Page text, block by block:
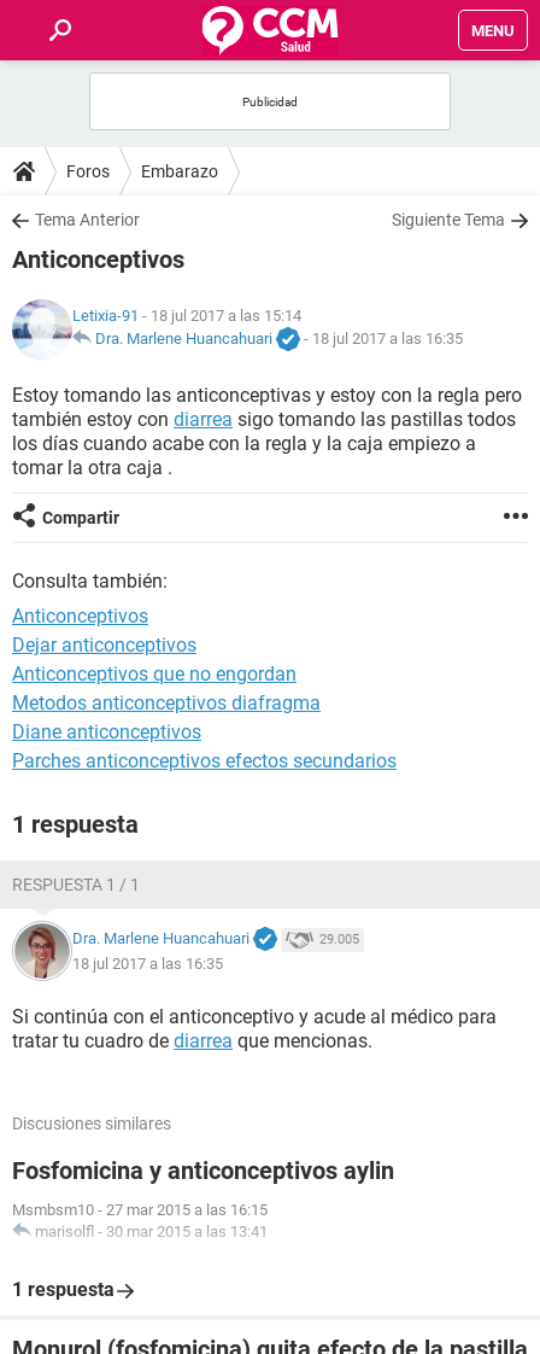
MENU
FOROS
SALUD
NUTRICIÓN
BIENESTAR
SEXUALIDAD
GLOSARIO
Foros Embarazo
Tema Anterior Siguiente Tema
Anticonceptivos
Letixia-91 - 18 jul 2017 a las 15:14
Dra. Marlene Huancahuari
- 18 jul 2017 a las 16:35
Estoy tomando las anticonceptivas y estoy con la regla pero
también estoy con diarrea sigo tomando las pastillas todos
los días cuando acabe con la regla y la caja empiezo a
tomar la otra caja .
Compartir
Consulta también:
Anticonceptivos
Dejar anticonceptivos
Anticonceptivos que no engordan
Metodos anticonceptivos diafragma
Diane anticonceptivos
Parches anticonceptivos efectos secundarios
1 respuesta
RESPUESTA 1 / 1
Dra. Marlene Huancahuari 29.005
18 jul 2017 a las 16:35
Si continúa con el anticonceptivo y acude al médico para
tratar tu cuadro de diarrea que mencionas.
Discusiones similares
Fosfomicina y anticonceptivos aylin
Msmbsm10 - 27 mar 2015 a las 16:15
marisolfl - 30 mar 2015 a las 13:41
1 respuesta